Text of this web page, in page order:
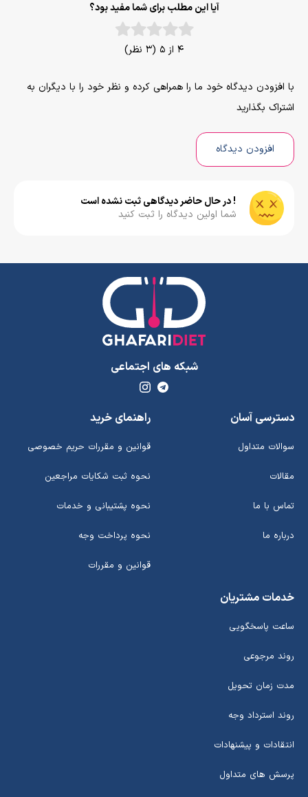
آیا این مطلب برای شما مفید بود؟
4 از 5 (3 نظر)
با افزودن دیدگاه خود ما را همراهی کرده و نظر خود را با دیگران به
اشتراک بگذارید
افزودن دیدگاه
! در حال حاضر دیدگاهی ثبت نشده است
شما اولین دیدگاه را ثبت کنید
شبکه های اجتماعی
دسترسی آسان
سوالات متداول
مقالات
تماس با ما
درباره ما
راهنمای خرید
قوانین و مقررات حریم خصوصی
نحوه ثبت شکایات مراجعین
نحوه پشتیبانی و خدمات
نحوه پرداخت وجه
قوانین و مقررات
خدمات مشتریان
ساعت پاسخگویی
روند مرجوعی
مدت زمان تحویل
روند استرداد وجه
انتقادات و پیشنهادات
پرسش های متداول